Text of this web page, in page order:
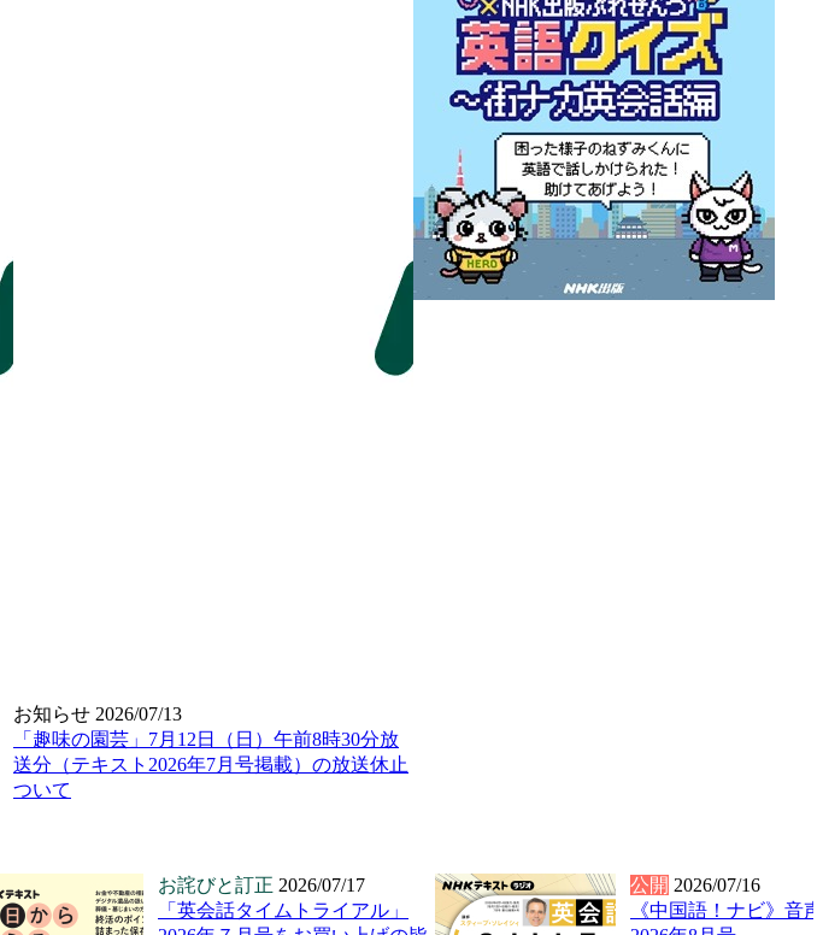
お知らせ 2026/07/13
「趣味の園芸」7月12日（日）午前8時30分放
送分（テキスト2026年7月号掲載）の放送休止
ついて
お詫びと訂正 2026/07/17
「英会話タイムトライアル」
公開 2026/07/16
《中国語！ナビ》音